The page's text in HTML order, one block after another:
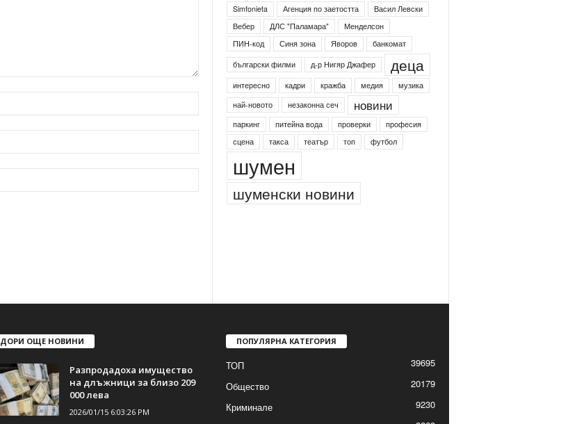
Simfonieta
Агенция по заетостта
Васил Левски
Вебер
ДЛС "Паламара"
Менделсон
ПИН-код
Синя зона Яворов
банкомат
български филми
д-р Нигяр Джафер деца
интересно кадри кражба медия
музика
най-новото
незаконна сеч новини
паркинг питейна вода проверки
професия
сцена
такса театър топ футбол
шумен
шуменски новини
ДОРИ ОЩЕ НОВИНИ
Разпродадоха имущество
на длъжници за близо 209
000 лева
2026/01/15 6:03:26 PM
ПОПУЛЯРНА КАТЕГОРИЯ
ТОП
39695
Общество
20179
Криминале
9230